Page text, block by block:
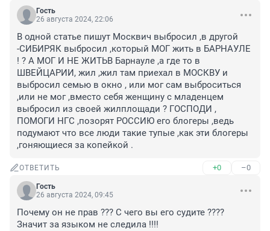
Гость
26 августа 2024, 22:06
В одной статье пишут Москвич выбросил ,в другой
-СИБИРЯК выбросил ,который МОГ жить в БАРНАУЛЕ
! ? А МОГ И НЕ ЖИТЬВ Барнауле ,а где то в
ШВЕЙЦАРИИ, жил ,жил там приехал в МОСКВУ и
выбросил семью в окно , или мог сам выброситься
,или не мог ,вместо себя женщину с младенцем
выбросил из своей жилплощади ? ГОСПОДИ ,
ПОМОГИ НГС ,позорят РОССИЮ его блогеры ,ведь
подумают что все люди такие тупые ,как эти блогеры
,гоняющиеся за копейкой .
ОТВЕТИТЬ +0 –0
Гость
26 августа 2024, 09:45
Почему он не прав ??? С чего вы его судите ????
Значит за языком не следила !!!!